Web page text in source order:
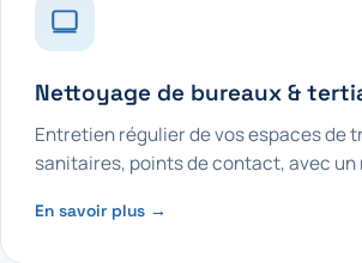
Nettoyage de bureaux &
Entretien régulier de vos espaces de
sanitaires, points de contact, avec
En savoir plus →